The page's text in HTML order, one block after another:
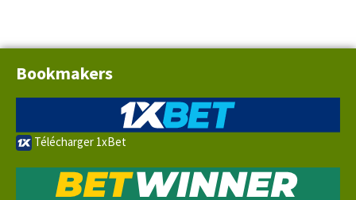
Bookmakers
Télécharger 1xBet